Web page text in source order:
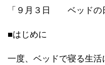
「９月３日 ベッドの
■はじめに
一度、ベッドで寝る生